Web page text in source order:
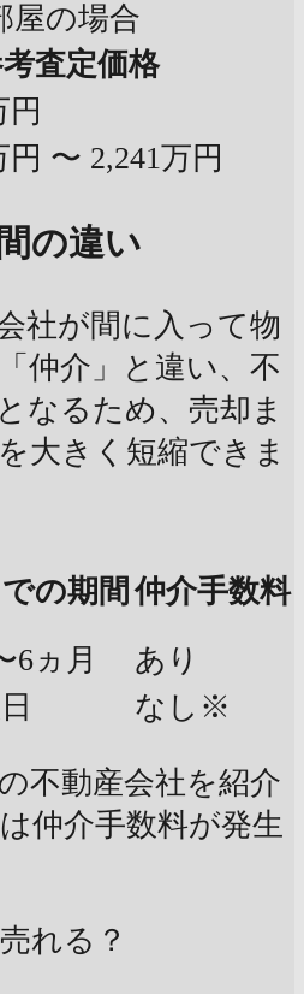
屋の場合
査定価格
円
円 〜 2,241万円
の違い
社が間に入って物
仲介」と違い、不
なるため、売却ま
大きく短縮できま
の期間 仲介手数料
6ヵ月
あり
なし※
不動産会社を紹介
仲介手数料が発生
れる？